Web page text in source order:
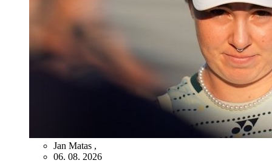
Jan Matas ,
06. 08. 2026